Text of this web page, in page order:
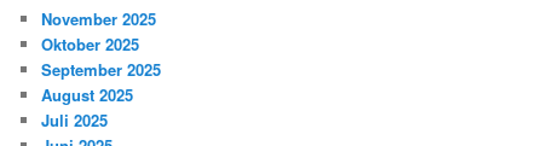
November 2025
Oktober 2025
September 2025
August 2025
Juli 2025